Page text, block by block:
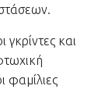
και
φαμίλιες